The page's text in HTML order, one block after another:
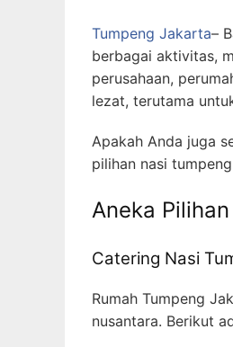
Tumpeng Jakarta–
berbagai aktivitas,
perusahaan,
lezat, terutama
Apakah Anda juga
pilihan nasi
Aneka
Catering Nasi
Rumah Tumpeng
nusantara. Berikut